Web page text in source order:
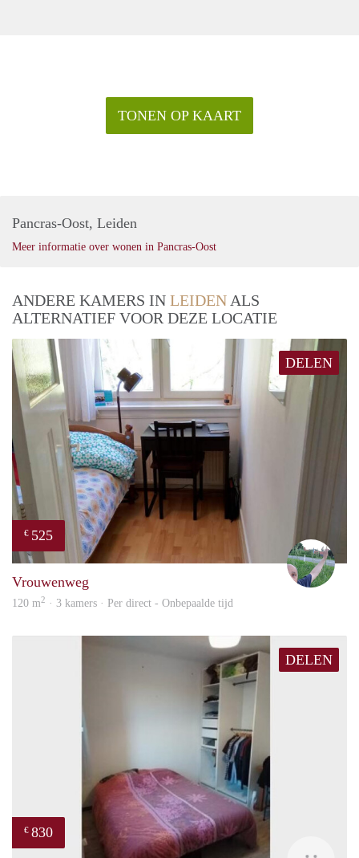
TONEN OP KAART
Pancras-Oost, Leiden
Meer informatie over wonen in Pancras-Oost
ANDERE KAMERS IN LEIDEN ALS
ALTERNATIEF VOOR DEZE LOCATIE
DELEN
€ 525
Vrouwenweg
120 m2 · 3 kamers · Per direct - Onbepaalde tijd
DELEN
€ 830